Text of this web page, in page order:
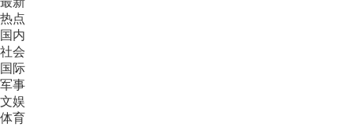
热点
国内
社会
国际
军事
文娱
体育